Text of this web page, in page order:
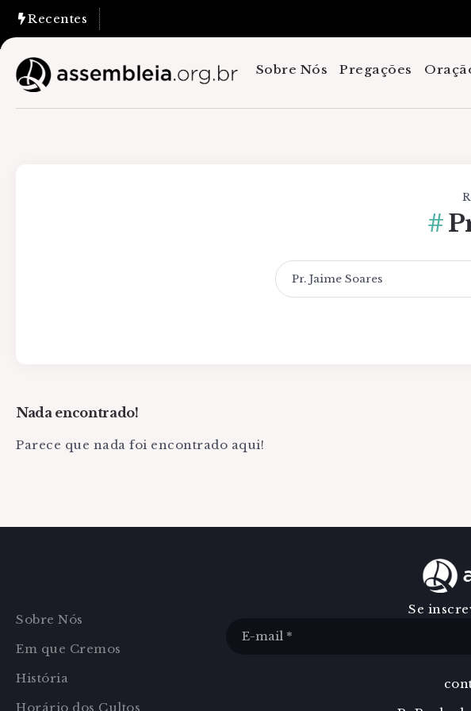
Recentes
Sobre Nós Pregações
Nada encontrado!
Parece que nada foi encontrado aqui!
Sobre Nós
Em que Cremos
História
Horário dos Cultos
Se